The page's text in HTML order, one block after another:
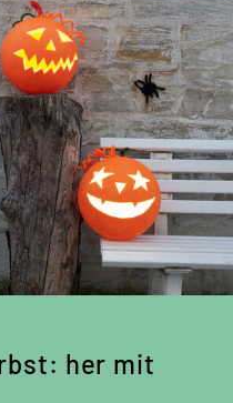
her mit